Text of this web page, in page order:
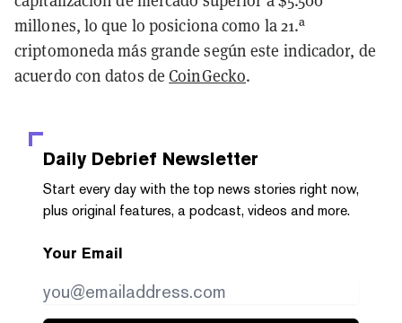
millones, lo que lo posiciona como la 21.ª
criptomoneda más grande según este indicador, de
acuerdo con datos deCoinGecko.
Daily Debrief Newsletter
Start every day with the top news stories right now,
plus original features, a podcast, videos and more.
Your Email